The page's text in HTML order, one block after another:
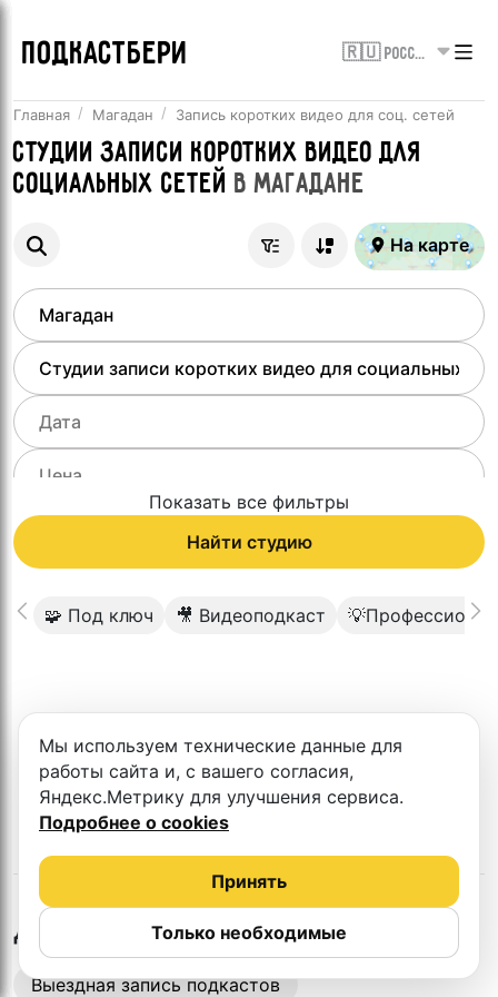
ПОДКАСТБЕРИ 🇷🇺 Россия
Главная Магадан Запись коротких видео для соц. сетей
Студии записи коротких видео для
социальных сетей вМагадане
На карте
Показать все фильтры
Найти студию
🧩 Под ключ 🎥 Видеоподкаст
студии
Другие студии в Магадане
Выездная запись подкастов
Мы используем технические данные для
работы сайта и, с вашего согласия,
Яндекс.Метрику для улучшения сервиса.
Подробнее о cookies
Только необходимые
Принять